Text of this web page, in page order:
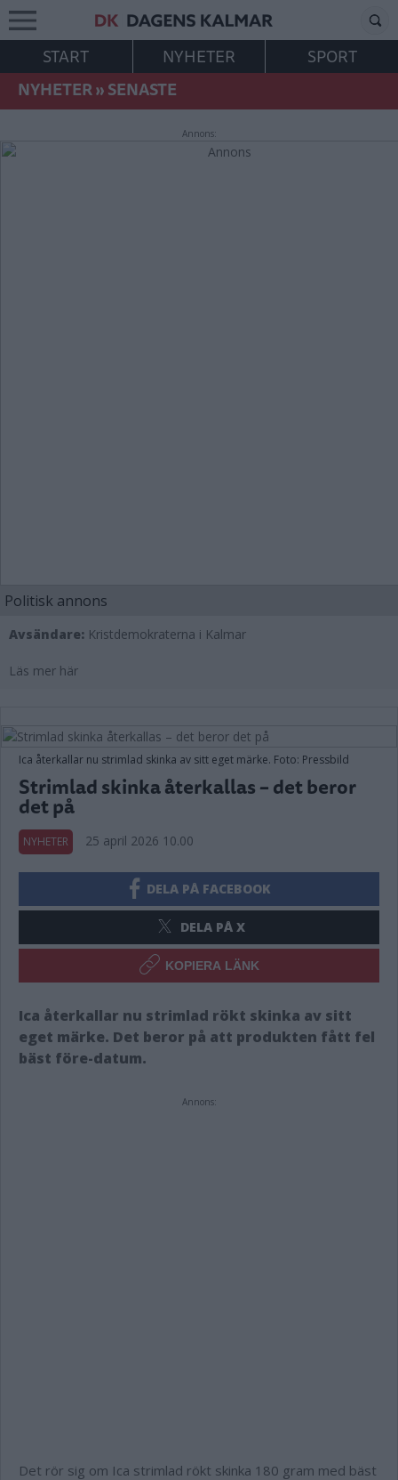
START NYHETER
SPORT
NYHETER»SENASTE
Annons:
Politisk annons
Avsändare: Kristdemokraterna i Kalmar
Läs mer här
Ica återkallar nu strimlad skinka av sitt eget märke. Foto: Pressbild
Strimlad skinka återkallas – det beror
det på
NYHETER 25 april 2026 10.00
DELA PÅ FACEBOOK
DELA PÅ X
KOPIERA LÄNK
Ica återkallar nu strimlad rökt skinka av sitt
eget märke. Det beror på att produkten fått fel
bäst före-datum.
Annons:
Det rör sig om Ica strimlad rökt skinka 180 gram med bäst